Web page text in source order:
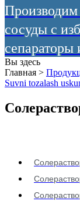
сосуды с
сепараторы
Вы здесь
Главная >
Suvni tozalash